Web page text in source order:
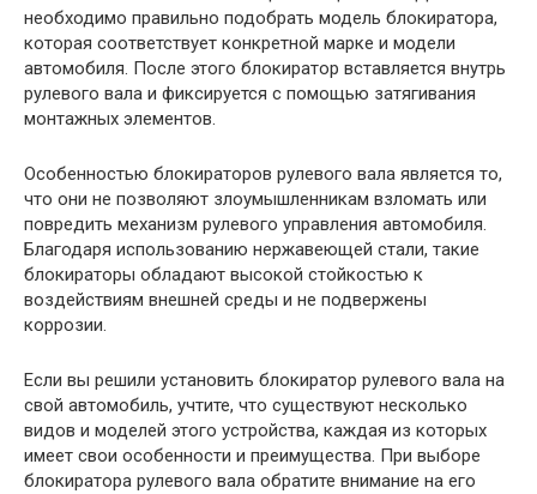
необходимо правильно подобрать модель блокиратора,
которая соответствует конкретной марке и модели
автомобиля. После этого блокиратор вставляется внутрь
рулевого вала и фиксируется с помощью затягивания
монтажных элементов.
Особенностью блокираторов рулевого вала является то,
что они не позволяют злоумышленникам взломать или
повредить механизм рулевого управления автомобиля.
Благодаря использованию нержавеющей стали, такие
блокираторы обладают высокой стойкостью к
воздействиям внешней среды и не подвержены
коррозии.
Если вы решили установить блокиратор рулевого вала на
свой автомобиль, учтите, что существуют несколько
видов и моделей этого устройства, каждая из которых
имеет свои особенности и преимущества. При выборе
блокиратора рулевого вала обратите внимание на его